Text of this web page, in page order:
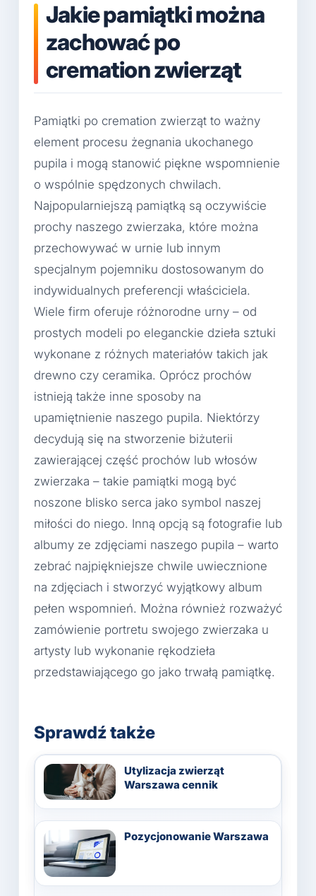
Jakie pamiątki można
zachować po
cremation zwierząt
Pamiątki po cremation zwierząt to ważny
element procesu żegnania ukochanego
pupila i mogą stanowić piękne wspomnienie
o wspólnie spędzonych chwilach.
Najpopularniejszą pamiątką są oczywiście
prochy naszego zwierzaka, które można
przechowywać w urnie lub innym
specjalnym pojemniku dostosowanym do
indywidualnych preferencji właściciela.
Wiele firm oferuje różnorodne urny – od
prostych modeli po eleganckie dzieła sztuki
wykonane z różnych materiałów takich jak
drewno czy ceramika. Oprócz prochów
istnieją także inne sposoby na
upamiętnienie naszego pupila. Niektórzy
decydują się na stworzenie biżuterii
zawierającej część prochów lub włosów
zwierzaka – takie pamiątki mogą być
noszone blisko serca jako symbol naszej
miłości do niego. Inną opcją są fotografie lub
albumy ze zdjęciami naszego pupila – warto
zebrać najpiękniejsze chwile uwiecznione
na zdjęciach i stworzyć wyjątkowy album
pełen wspomnień. Można również rozważyć
zamówienie portretu swojego zwierzaka u
artysty lub wykonanie rękodzieła
przedstawiającego go jako trwałą pamiątkę.
Sprawdź także
Utylizacja zwierząt
Warszawa cennik
Pozycjonowanie Warszawa